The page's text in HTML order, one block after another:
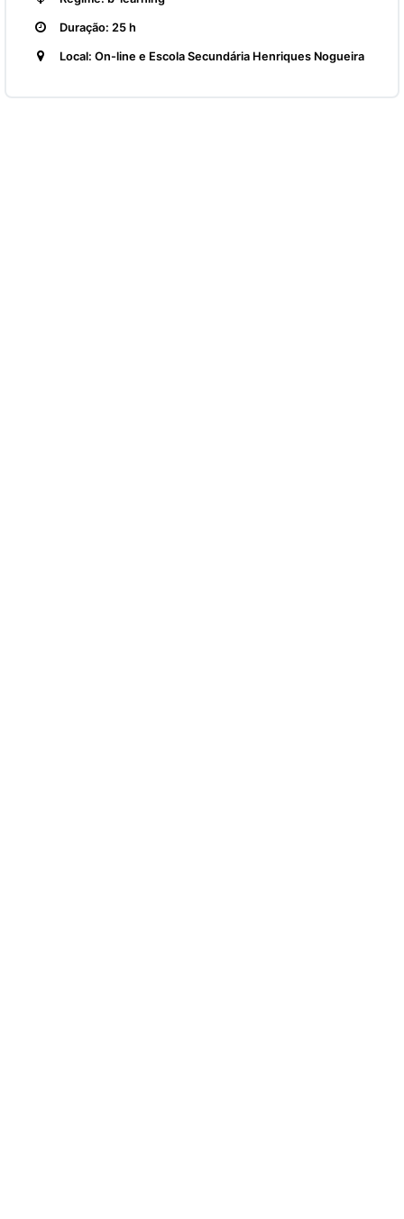
Duração: 25 h
Local: On-line e Escola Secundária Henriques Nogueira